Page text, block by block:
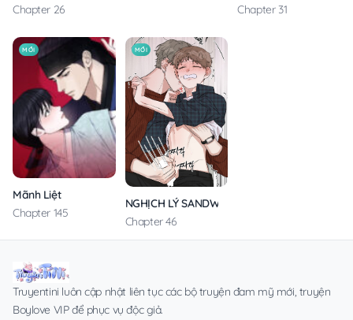
Chapter 26
Chapter 31
MỚI
Mãnh Liệt
Chapter 145
MỚI
NGHỊCH LÝ SANDWICH
Chapter 46
Truyentini luôn cập nhật liên tục các bộ truyện đam mỹ mới, truyện
Boylove VIP để phục vụ độc giả.